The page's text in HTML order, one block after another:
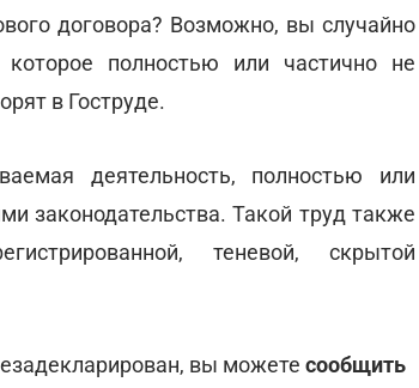
договора? Возможно, вы случайно
полностью или частично не
в Гоструде.
деятельность, полностью или
законодательства. Такой труд также
теневой, скрытой
вы можете сообщить